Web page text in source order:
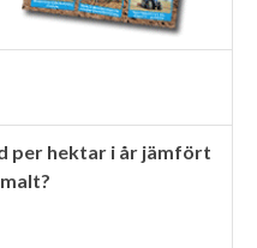
per hektar i år jämfört